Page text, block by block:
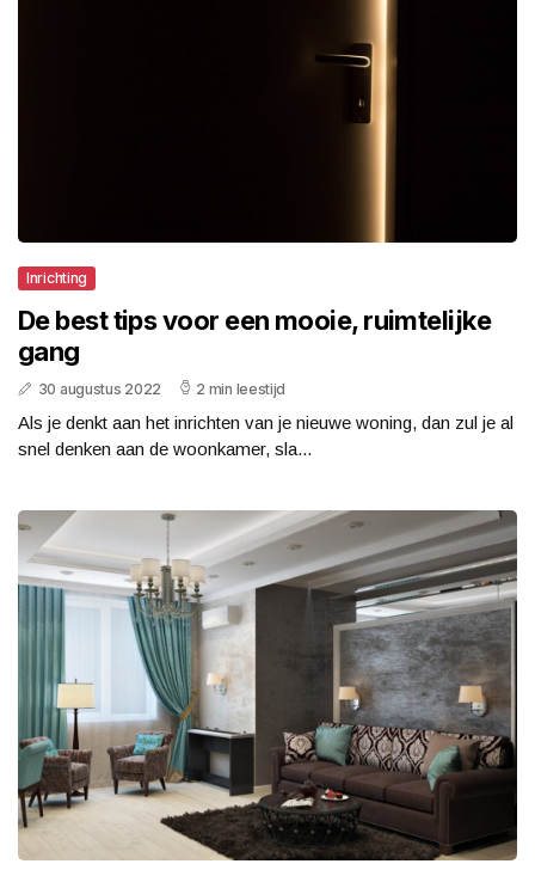
Inrichting
De best tips voor een mooie, ruimtelijke
gang
30 augustus 2022 2 min leestijd
Als je denkt aan het inrichten van je nieuwe woning, dan zul je al
snel denken aan de woonkamer, sla...